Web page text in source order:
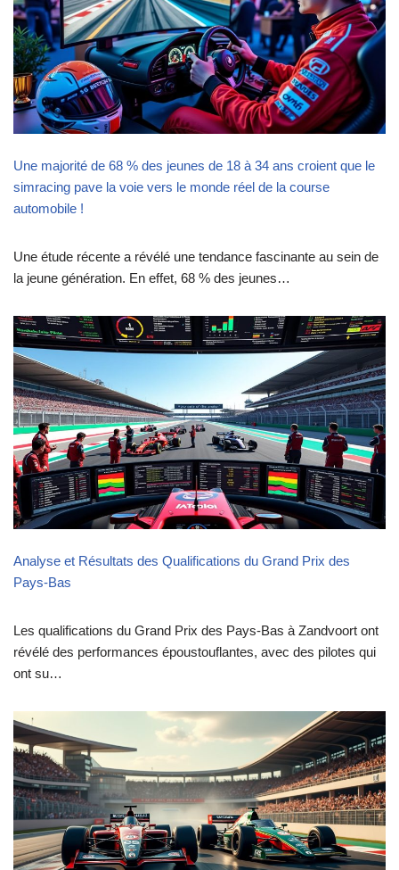
Une majorité de 68 % des jeunes de 18 à 34 ans croient que le
simracing pave la voie vers le monde réel de la course
automobile !
Une étude récente a révélé une tendance fascinante au sein de
la jeune génération. En effet, 68 % des jeunes…
Analyse et Résultats des Qualifications du Grand Prix des
Pays-Bas
Les qualifications du Grand Prix des Pays-Bas à Zandvoort ont
révélé des performances époustouflantes, avec des pilotes qui
ont su…